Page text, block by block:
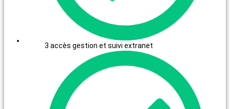
3 accès gestion et suivi extranet